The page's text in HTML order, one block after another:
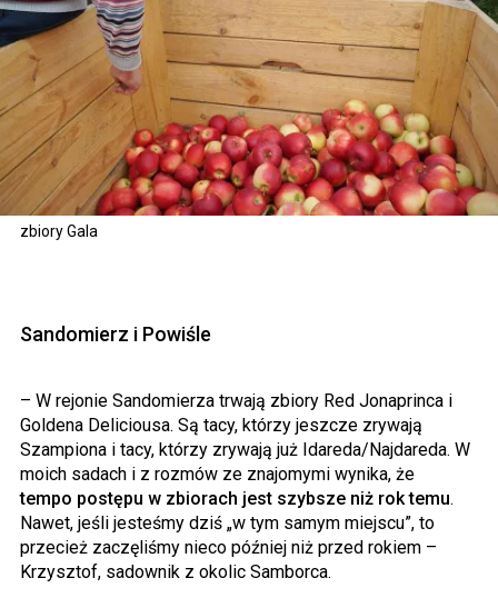
zbiory Gala
Sandomierz i Powiśle
– W rejonie Sandomierza trwają zbiory Red Jonaprinca i
Goldena Deliciousa. Są tacy, którzy jeszcze zrywają
Szampiona i tacy, którzy zrywają już Idareda/Najdareda. W
moich sadach i z rozmów ze znajomymi wynika, że
tempo postępu w zbiorach jest szybsze niż rok temu.
Nawet, jeśli jesteśmy dziś „w tym samym miejscu”, to
przecież zaczęliśmy nieco później niż przed rokiem –
Krzysztof, sadownik z okolic Samborca.